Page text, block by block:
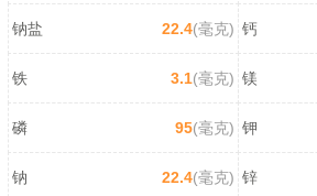
钠盐 22.4(毫克) 钙
铁 3.1(毫克) 镁
磷 95(毫克) 钾
钠 22.4(毫克) 锌